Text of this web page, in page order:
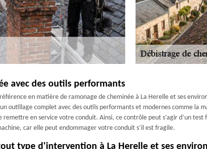
avec des outils performants
en matière de ramonage de cheminée à La Herelle et ses
outillage complet avec des outils performants et modernes comme la
en service votre conduit. Ainsi, ce contrôle peut s’agir d’un
car elle peut endommager votre conduit s’il est fragile.
type d'intervention à La Herelle et ses